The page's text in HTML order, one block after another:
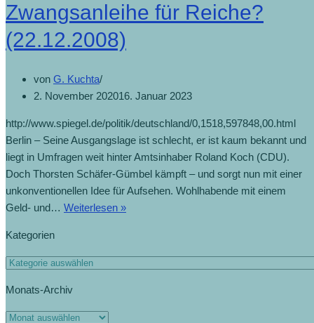
Zwangsanleihe für Reiche?
(22.12.2008)
von G. Kuchta
2. November 202016. Januar 2023
http://www.spiegel.de/politik/deutschland/0,1518,597848,00.html
Berlin – Seine Ausgangslage ist schlecht, er ist kaum bekannt und
liegt in Umfragen weit hinter Amtsinhaber Roland Koch (CDU).
Doch Thorsten Schäfer-Gümbel kämpft – und sorgt nun mit einer
unkonventionellen Idee für Aufsehen. Wohlhabende mit einem
Geld- und… Weiterlesen »
Kategorien
Monats-Archiv